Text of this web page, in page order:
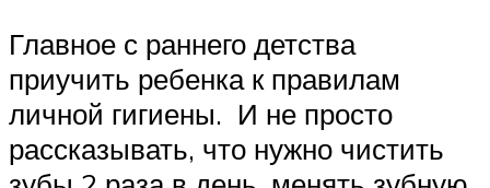
Главное с раннего детства
приучить ребенка к правилам
личной гигиены. И не просто
рассказывать, что нужно чистить